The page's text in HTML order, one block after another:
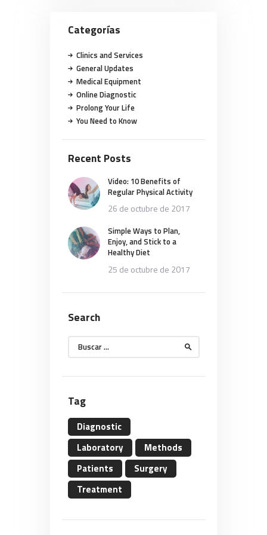
Categorías
Clinics and Services
General Updates
Medical Equipment
Online Diagnostic
Prolong Your Life
You Need to Know
Recent Posts
Video: 10 Benefits of
Regular Physical Activity
26 de octubre de 2017
Simple Ways to Plan,
Enjoy, and Stick to a
Healthy Diet
25 de octubre de 2017
Search
Buscar:
Tag
Diagnostic
Laboratory
Methods
Patients
Surgery
Treatment